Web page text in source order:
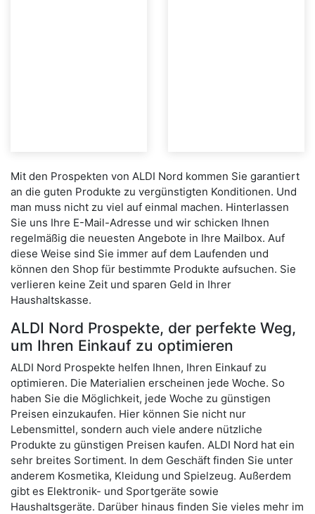
Mit den Prospekten von ALDI Nord kommen Sie garantiert
an die guten Produkte zu vergünstigten Konditionen. Und
man muss nicht zu viel auf einmal machen. Hinterlassen
Sie uns Ihre E-Mail-Adresse und wir schicken Ihnen
regelmäßig die neuesten Angebote in Ihre Mailbox. Auf
diese Weise sind Sie immer auf dem Laufenden und
können den Shop für bestimmte Produkte aufsuchen. Sie
verlieren keine Zeit und sparen Geld in Ihrer
Haushaltskasse.
ALDI Nord Prospekte, der perfekte Weg,
um Ihren Einkauf zu optimieren
ALDI Nord Prospekte helfen Ihnen, Ihren Einkauf zu
optimieren. Die Materialien erscheinen jede Woche. So
haben Sie die Möglichkeit, jede Woche zu günstigen
Preisen einzukaufen. Hier können Sie nicht nur
Lebensmittel, sondern auch viele andere nützliche
Produkte zu günstigen Preisen kaufen. ALDI Nord hat ein
sehr breites Sortiment. In dem Geschäft finden Sie unter
anderem Kosmetika, Kleidung und Spielzeug. Außerdem
gibt es Elektronik- und Sportgeräte sowie
Haushaltsgeräte. Darüber hinaus finden Sie vieles mehr im